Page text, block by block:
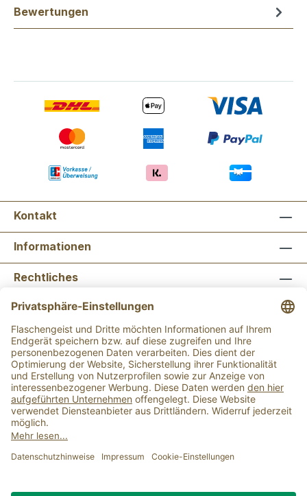
Bewertungen
Kontakt
Informationen
Rechtliches
Newsletter abonnieren
Flaschengeist Bonn Flaschengeist Münster
Alle Preise inkl. gesetzl. Mehrwertsteuer zzgl.
Versandkosten